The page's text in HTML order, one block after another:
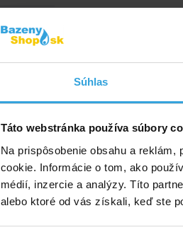
Súhlas
Táto webstránka používa súbory
Na prispôsobenie obsahu a
cookie. Informácie o tom, ako
médií, inzercie a analýzy. Títo
alebo ktoré od vás získali, keď ste